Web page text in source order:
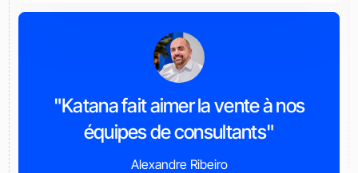
"Katana fait aimer la vente à nos
équipes de consultants"
Alexandre Ribeiro